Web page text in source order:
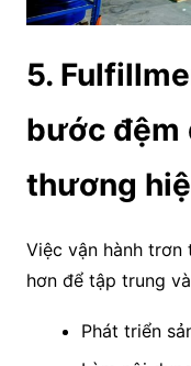
5.
bước đệm
thương
Việc vận hành
hơn để tập trung
Phát triển